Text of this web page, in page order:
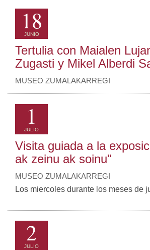
18
JUNIO
Tertulia con Maialen
Zugasti y Mikel Alberdi
MUSEO ZUMALAKARREGI
1
JULIO
Visita guiada a la
ak zeinu ak soinu"
MUSEO ZUMALAKARREGI
Los miercoles durante los meses de
2
JULIO